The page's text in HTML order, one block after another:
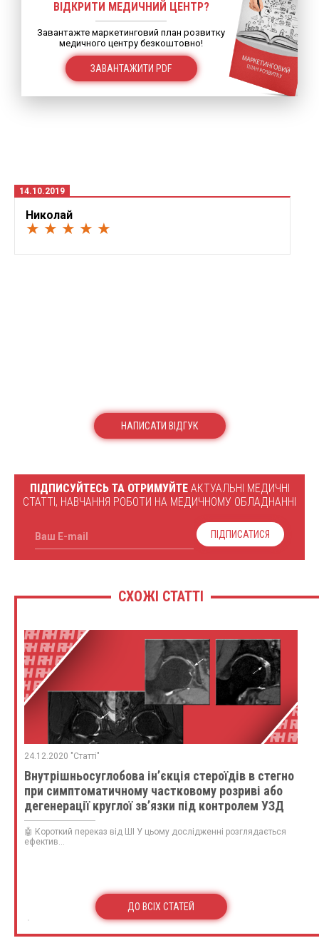
ВІДКРИТИ МЕДИЧНИЙ ЦЕНТР?
Завантажте маркетинговий план розвитку
медичного центру безкоштовно!
ЗАВАНТАЖИТИ PDF
14.10.2019
Николай
★ ★ ★ ★ ★
НАПИСАТИ ВІДГУК
ПІДПИСУЙТЕСЬ ТА ОТРИМУЙТЕАКТУАЛЬНІ МЕДИЧНІ
СТАТТІ, НАВЧАННЯ РОБОТИ НА МЕДИЧНОМУ ОБЛАДНАННІ
Ваш E-mail ПІДПИСАТИСЯ
СХОЖІ СТАТТІ
24.12.2020 "Статті"
Внутрішньосуглобова ін’єкція стероїдів в стегно
при симптоматичному частковому розриві або
дегенерації круглої зв’язки під контролем УЗД
🤖 Короткий переказ від ШІ У цьому дослідженні розглядається
ефектив...
ДО ВСІХ СТАТЕЙ